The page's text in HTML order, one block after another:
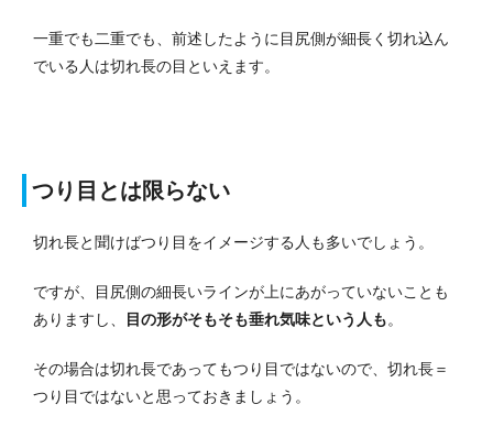
一重でも二重でも、前述したように目尻側が細長く切れ込ん
でいる人は切れ長の目といえます。
つり目とは限らない
切れ長と聞けばつり目をイメージする人も多いでしょう。
ですが、目尻側の細長いラインが上にあがっていないことも
ありますし、
目の形がそもそも垂れ気味という人も。
その場合は切れ長であってもつり目ではないので、切れ長＝
つり目ではないと思っておきましょう。